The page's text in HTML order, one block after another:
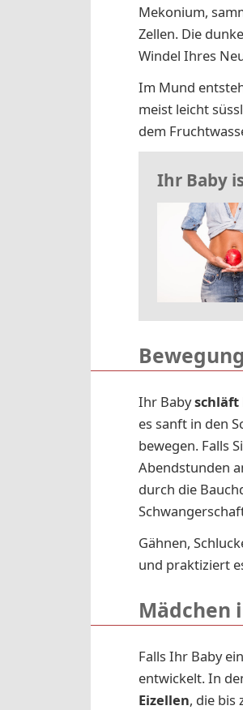
Mekonium,
Zellen. Die
Windel Ihres
Im Mund
meist leicht
dem
Ihr Baby
Ihr Babyschläft
es sanft in den
bewegen. Falls
Abendstunden
durch die
Gähnen,
und praktiziert
Mädchen
Falls Ihr Baby
entwickelt. In
Eizellen, die bis